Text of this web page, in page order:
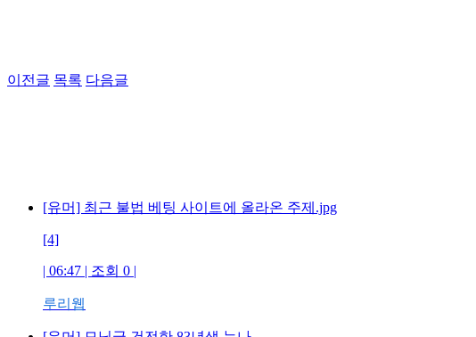
이전글 목록 다음글
[유머] 최근 불법 베팅 사이트에 올라온 주제.jpg
[4]
| 06:47 | 조회 0 |
루리웹